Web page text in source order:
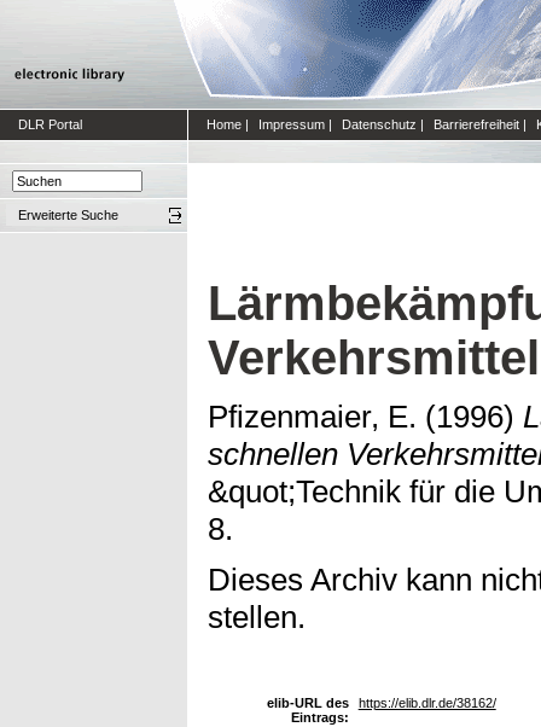
DLR Portal Home | Impressum | Datenschutz | Barrierefreiheit |
Erweiterte Suche
Pfizenmaier, E. (1996)
schnellen
&quot;Technik für die
8.
Dieses Archiv kann
stellen.
elib-URL des
Eintrags:
https://elib.dlr.de/38162/